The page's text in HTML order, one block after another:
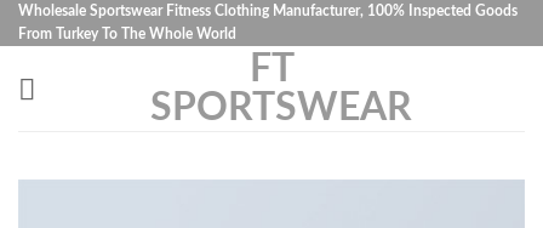
İçeriğe
atla
Wholesale Sportswear Fitness Clothing Manufacturer, 100% Inspected Goods
From Turkey To The Whole World
FT
SPORTSWEAR